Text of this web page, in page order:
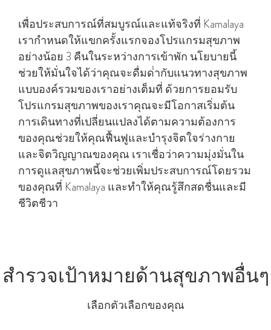
เพื่อประสบการณ์ที่สมบูรณ์และแท้จริงที่ Kamalaya
เรากําหนดให้แขกครั้งแรกจองโปรแกรมสุขภาพ
อย่างน้อย 3 คืนในระหว่างการเข้าพัก นโยบายนี้
ช่วยให้มั่นใจได้ว่าคุณจะดื่มด่ํากับแนวทางสุขภาพ
แบบองค์รวมของเราอย่างเต็มที่ ด้วยการยอมรับ
โปรแกรมสุขภาพของเราคุณจะมีโอกาสเริ่มต้น
การเดินทางที่เปลี่ยนแปลงได้ตามความต้องการ
ของคุณช่วยให้คุณฟื้นฟูและบํารุงจิตใจร่างกาย
และจิตวิญญาณของคุณ เราเชื่อว่าความมุ่งมั่นใน
การดูแลสุขภาพนี้จะช่วยเพิ่มประสบการณ์โดยรวม
ของคุณที่ Kamalaya และทําให้คุณรู้สึกสดชื่นและมี
ชีวิตชีวา
สํารวจเป้าหมายด้านสุขภาพอื่นๆ
เลือกตัวเลือกของคุณ